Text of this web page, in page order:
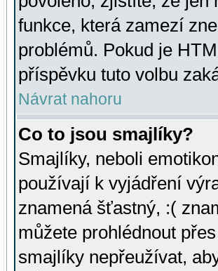
funkce, která zamezí
problémů. Pokud je
příspěvku tuto volbu
Návrat nahoru
Co to jsou smajlíky?
Smajlíky, neboli
používají k vyjádření
znamená šťastný, :(
můžete prohlédnout
smajlíky nepřeužívat,